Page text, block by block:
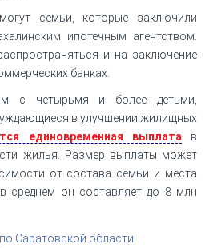
семьи, которые заключили
ипотечным агентством.
и на заключение
банках.
с четырьмя и более детьми,
в улучшении жилищных
единовременная выплата в
жилья. Размер выплаты может
от состава семьи и места
среднем он составляет до 8 млн
Саратовской области